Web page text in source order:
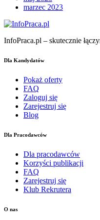
marzec 2023
InfoPraca.pl – skutecznie
Dla Kandydatów
Pokaż oferty
FAQ
Zaloguj się
Zarejestruj się
Blog
Dla Pracodawców
Dla pracodawców
Korzyści publikacji
FAQ
Zarejestruj się
Klub Rekrutera
O nas